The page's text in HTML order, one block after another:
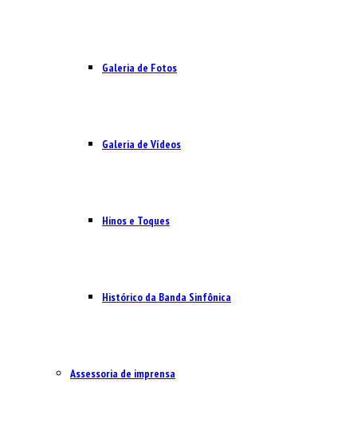
Galeria de Fotos
Galeria de Vídeos
Hinos e Toques
Histórico da Banda Sinfônica
Assessoria de imprensa